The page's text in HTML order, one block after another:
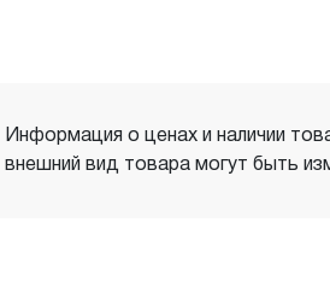
Информация о ценах и наличии
внешний вид товара могут быть